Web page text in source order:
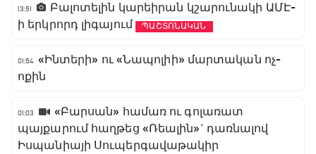
13:51
Բալոտելին կարեիրան կշարունակի ԱՄԷ-
ի երկրորդ լիգայում
ՊԱՇՏՈՆԱԿԱՆ
01:54 «Ինտերի» ու «Նապոլիի» մարտական ոչ-
ոքին
01:03
«Բարսան» համառ ու գոլառատ
պայքարում հաղթեց «Ռեալին»` դառնալով
Իսպանիայի Սուպերգավաթակիր